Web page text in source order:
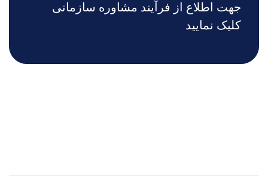
جهت اطلاع از فرآیند مشاوره سازمانی
کلیک نمایید